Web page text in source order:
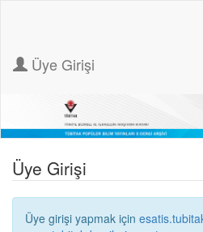
Üye Girişi
Üye Girişi
Üye girişi yapmak için